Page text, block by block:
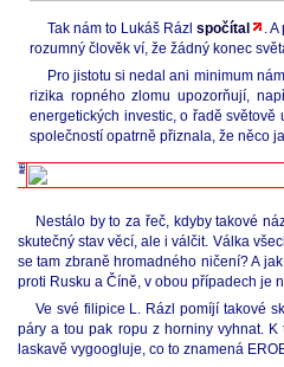
Tak nám to Lukáš Rázlspočítal
.
rozumný člověk ví, že žádný konec
Pro jistotu si nedal ani minimum
rizika ropného zlomu upozorňují,
energetických investic, o řadě
společností opatrně přiznala, že něco
Nestálo by to za řeč, kdyby takové
skutečný stav věcí, ale i válčit. Válka
se tam zbraně hromadného ničení? A
proti Rusku a Číně, v obou případech je
Ve své filipice L. Rázl pomíjí takové
páry a tou pak ropu z horniny vyhnat.
laskavě vygoogluje, co to znamená